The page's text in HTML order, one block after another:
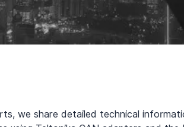
we share detailed technical